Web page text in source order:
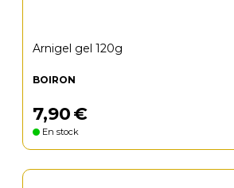
Arnigel gel 120g
BOIRON
7,90€
En stock